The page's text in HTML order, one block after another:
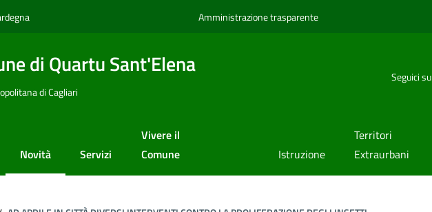
Amministrazione trasparente
di Quartu Sant'Elena
di Cagliari
Seguici su
Novità Servizi
Vivere il
Comune
Istruzione
Territori
Extraurbani